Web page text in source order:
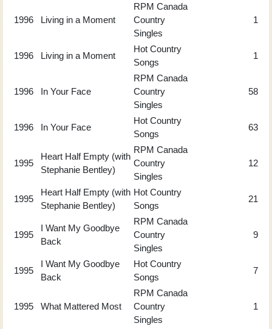
1996 Living in a Moment
RPM Canada
Country
Singles
1
1996 Living in a Moment
Hot Country
Songs
1
1996 In Your Face
RPM Canada
Country
Singles
58
1996 In Your Face
Hot Country
Songs
63
1995
Heart Half Empty (with
Stephanie Bentley)
RPM Canada
Country
Singles
12
1995
Heart Half Empty (with
Stephanie Bentley)
Hot Country
Songs
21
1995
I Want My Goodbye
Back
RPM Canada
Country
Singles
9
1995
I Want My Goodbye
Back
Hot Country
Songs
7
1995 What Mattered Most
RPM Canada
Country
Singles
1